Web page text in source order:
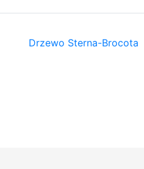
Drzewo Sterna-Brocota